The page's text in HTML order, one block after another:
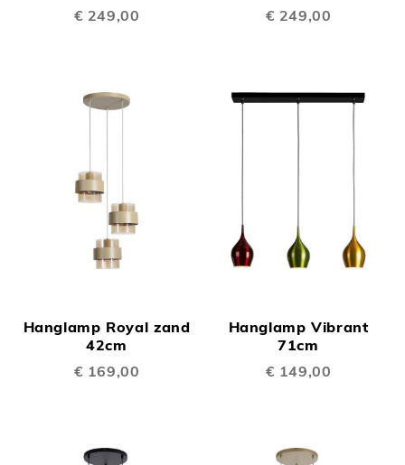
€ 249,00
€ 249,00
Hanglamp Royal zand
42cm
€ 169,00
Hanglamp Vibrant
71cm
€ 149,00